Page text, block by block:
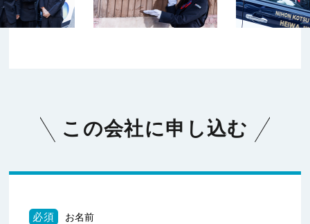
この会社に申し込む
必須 お名前